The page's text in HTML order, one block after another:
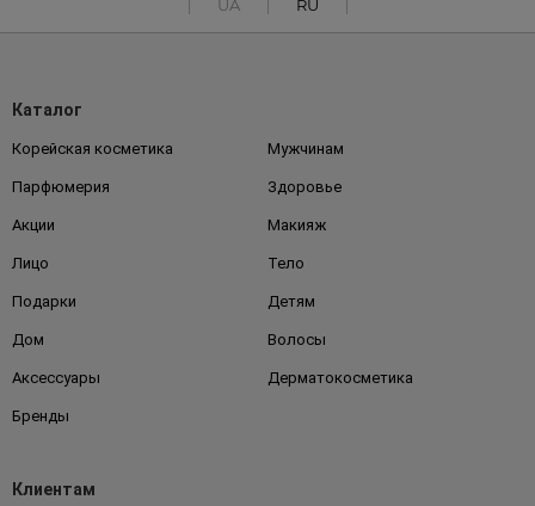
UA RU
Каталог
Корейская косметика Мужчинам
Парфюмерия Здоровье
Акции Макияж
Лицо Тело
Подарки Детям
Дом Волосы
Аксессуары Дерматокосметика
Бренды
Клиентам